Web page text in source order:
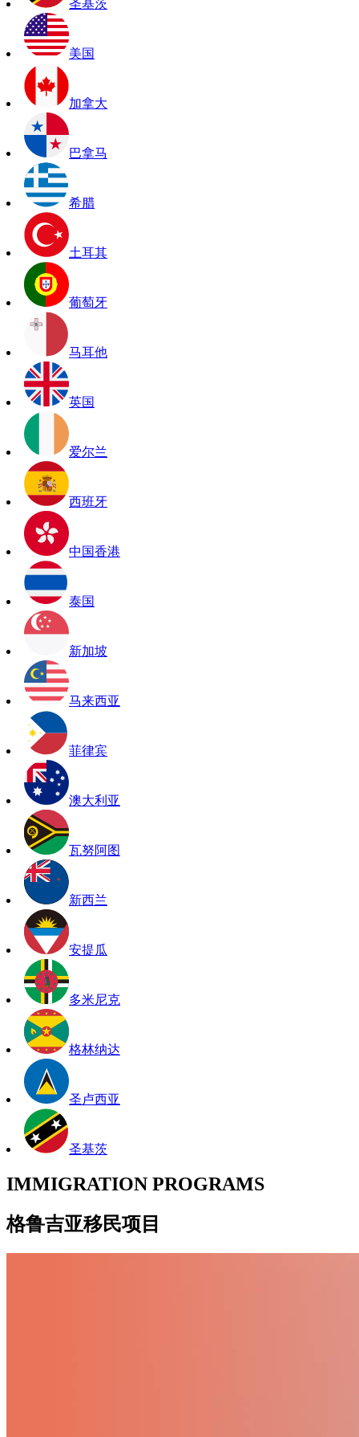
圣基茨
美国
加拿大
巴拿马
希腊
土耳其
葡萄牙
马耳他
英国
爱尔兰
西班牙
中国香港
泰国
新加坡
马来西亚
菲律宾
澳大利亚
瓦努阿图
新西兰
安提瓜
多米尼克
格林纳达
圣卢西亚
圣基茨
IMMIGRATION PROGRAMS
格鲁吉亚移民项目